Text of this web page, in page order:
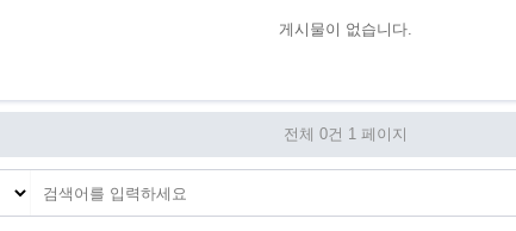
게시물이 없습니다.
전체 0건 1 페이지